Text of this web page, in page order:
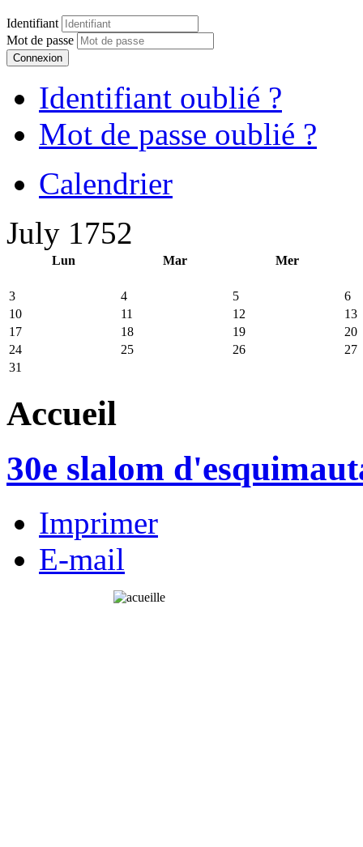
Identifiant
Mot de passe
Connexion
Identifiant oublié ?
Mot de passe oublié ?
Calendrier
July 1752
Lun Mar Mer
3 4 5
6
10
11 12
13
17
18 19
20
24
25 26
27
31
Accueil
30e slalom
Imprimer
E-mail